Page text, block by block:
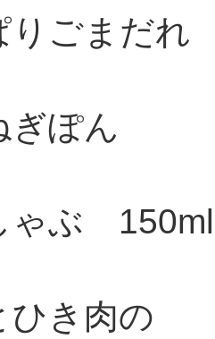
りごまだれ
ぎぽん
ゃぶ 150ml
ひき肉の